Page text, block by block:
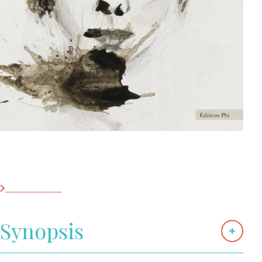
2025
Contact
Les librairies
Synopsis